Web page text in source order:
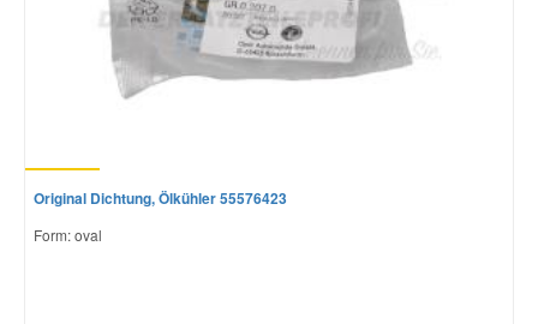
Original Dichtung, Ölkühler 55576423
Form: oval